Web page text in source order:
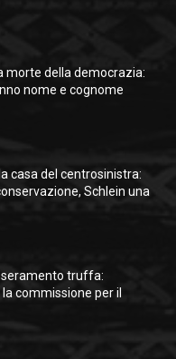
morte della democrazia:
nome e cognome
casa del centrosinistra:
Schlein una
truffa:
commissione per il